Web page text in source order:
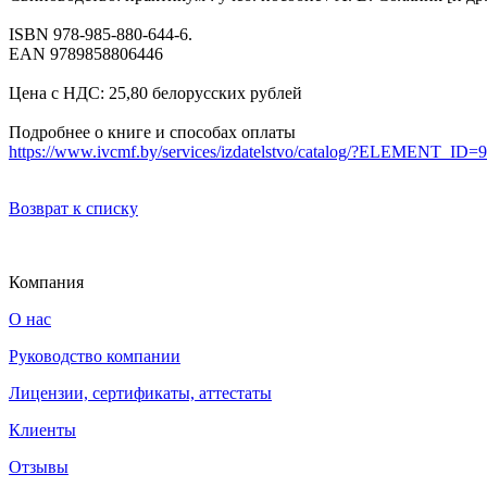
ISBN 978-985-880-644-6.
EAN 9789858806446
Цена с НДС: 25,80 белорусских рублей
Подробнее о книге и способах оплаты
https://www.ivcmf.by/services/izdatelstvo/catalog/
Возврат к списку
Компания
О нас
Руководство компании
Лицензии, сертификаты, аттестаты
Клиенты
Отзывы